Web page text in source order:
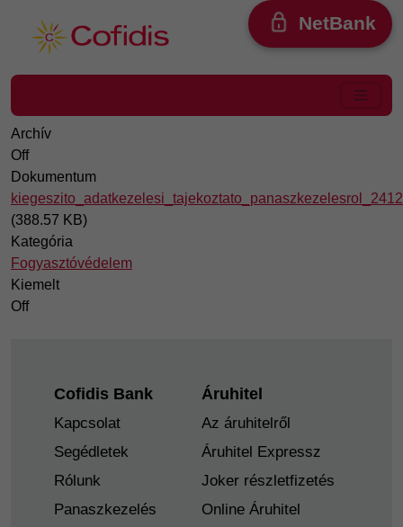
NetBank
Archív
Off
Dokumentum
(388.57 KB)
Kategória
Fogyasztóvédelem
Kiemelt
Off
Footer
Cofidis Bank
Kapcsolat
Segédletek
Rólunk
Panaszkezelés
Áruhitel
Az áruhitelről
Áruhitel Expressz
Joker részletfizetés
Online Áruhitel